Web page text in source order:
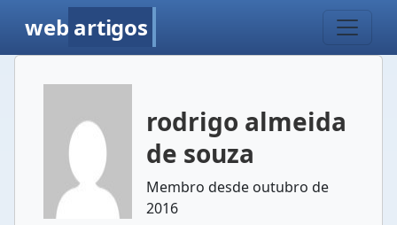
web artigos
rodrigo almeida
de souza
Membro desde outubro de
2016